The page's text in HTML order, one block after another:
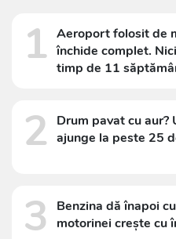
1 Aeroport folosit de
închide complet.
timp de 11
2
Drum pavat cu aur?
ajunge la peste 25
3
Benzina dă înapoi
motorinei crește cu